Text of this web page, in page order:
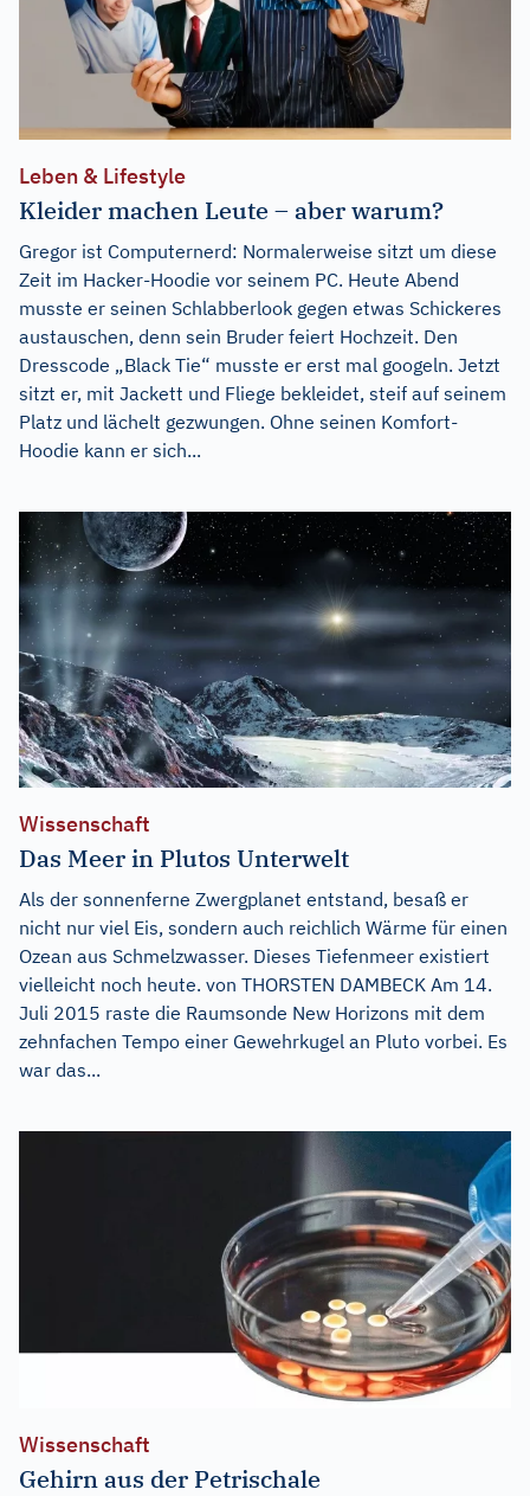
Leben & Lifestyle
Kleider machen Leute – aber warum?
Gregor ist Computernerd: Normalerweise sitzt um diese
Zeit im Hacker-Hoodie vor seinem PC. Heute Abend
musste er seinen Schlabberlook gegen etwas Schickeres
austauschen, denn sein Bruder feiert Hochzeit. Den
Dresscode „Black Tie“ musste er erst mal googeln. Jetzt
sitzt er, mit Jackett und Fliege bekleidet, steif auf seinem
Platz und lächelt gezwungen. Ohne seinen Komfort-
Hoodie kann er sich...
Wissenschaft
Das Meer in Plutos Unterwelt
Als der sonnenferne Zwergplanet entstand, besaß er
nicht nur viel Eis, sondern auch reichlich Wärme für einen
Ozean aus Schmelzwasser. Dieses Tiefenmeer existiert
vielleicht noch heute. von THORSTEN DAMBECK Am 14.
Juli 2015 raste die Raumsonde New Horizons mit dem
zehnfachen Tempo einer Gewehrkugel an Pluto vorbei. Es
war das...
Wissenschaft
Gehirn aus der Petrischale